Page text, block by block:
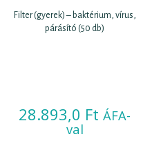
Filter (gyerek) – baktérium, vírus,
párásító (50 db)
28.893,0 Ft ÁFA-
val